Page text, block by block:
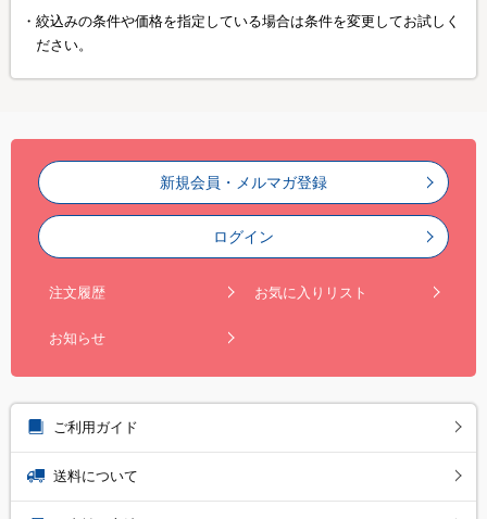
絞込みの条件や価格を指定している場合は条件を変更してお試しく
ださい。
新規会員・メルマガ登録
ログイン
注文履歴 お気に入りリスト
お知らせ
ご利用ガイド
送料について